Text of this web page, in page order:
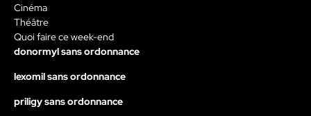
Cinéma
Théâtre
Quoi faire ce week-end
donormyl sans ordonnance
lexomil sans ordonnance
priligy sans ordonnance